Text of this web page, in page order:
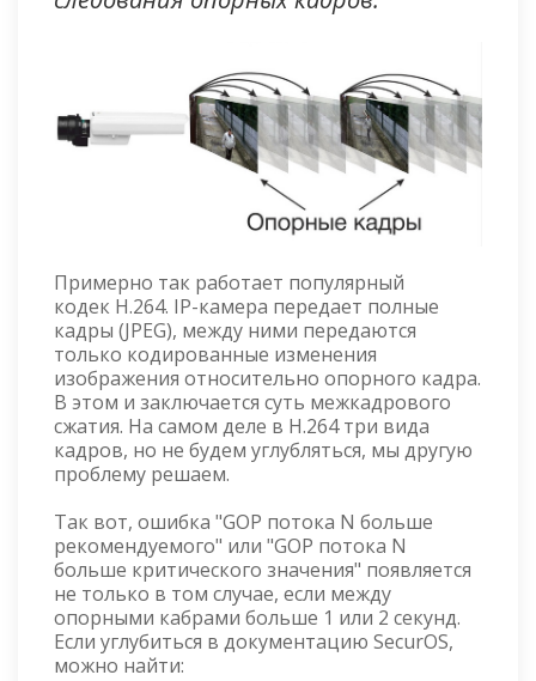
Примерно так работает популярный
кодек H.264. IP-камера передает полные
кадры (JPEG), между ними передаются
только кодированные изменения
изображения относительно опорного кадра.
В этом и заключается суть межкадрового
сжатия. На самом деле в H.264 три вида
кадров, но не будем углубляться, мы другую
проблему решаем.
Так вот, ошибка "GOP потока N больше
рекомендуемого" или "GOP потока N
больше критического значения" появляется
не только в том случае, если между
опорными кабрами больше 1 или 2 секунд.
Если углубиться в документацию SecurOS,
можно найти: